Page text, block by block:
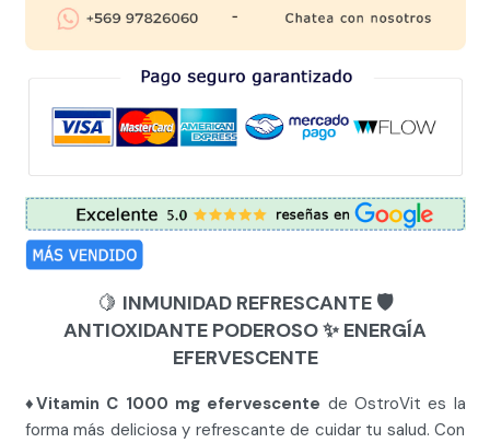
🍋 INMUNIDAD REFRESCANTE 🛡️
ANTIOXIDANTE PODEROSO ✨ ENERGÍA
EFERVESCENTE
♦️Vitamin C 1000 mg efervescente de OstroVit es la
forma más deliciosa y refrescante de cuidar tu salud. Con